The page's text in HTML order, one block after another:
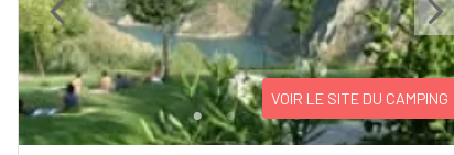
Previous Next
VOIR LE SITE DU CAMPING